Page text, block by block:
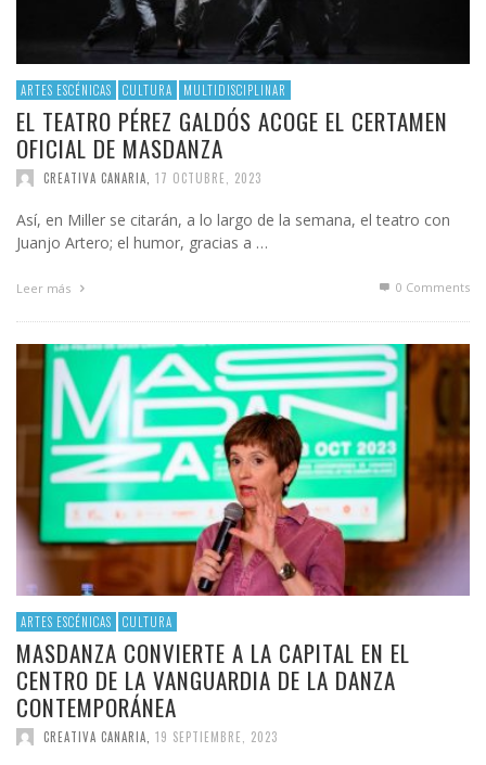
ARTES ESCÉNICAS CULTURA MULTIDISCIPLINAR
EL TEATRO PÉREZ GALDÓS ACOGE EL CERTAMEN
OFICIAL DE MASDANZA
CREATIVA CANARIA 17 OCTUBRE, 2023
Así, en Miller se citarán, a lo largo de la semana, el teatro con
Juanjo Artero; el humor, gracias a …
Leer más 0 Comments
ARTES ESCÉNICAS CULTURA
MASDANZA CONVIERTE A LA CAPITAL EN EL
CENTRO DE LA VANGUARDIA DE LA DANZA
CONTEMPORÁNEA
CREATIVA CANARIA 19 SEPTIEMBRE, 2023